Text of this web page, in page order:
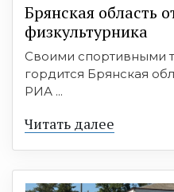
Брянская область
физкультурника
Своими спортивными
гордится Брянская
РИА ...
Читать далее